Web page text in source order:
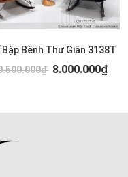
Bập Bênh Thư Giãn 3138T
8.000.000₫